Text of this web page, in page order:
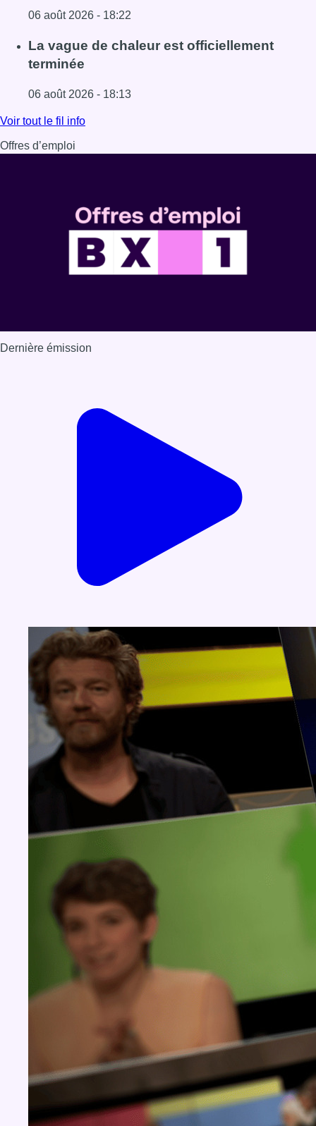
06 août 2026 - 18:22
Lire l'article À Bruxelles, le blocus s’invite dans des lieux
La vague de chaleur est officiellement
terminée
06 août 2026 - 18:13
Lire l'article La vague de chaleur est officiellement
Voir tout le fil info
Offres d’emploi
Dernière émission